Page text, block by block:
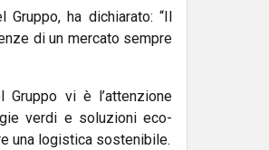
ha dichiarato: “Il
di un mercato sempre
vi è l’attenzione
verdi e soluzioni eco-
una logistica sostenibile.